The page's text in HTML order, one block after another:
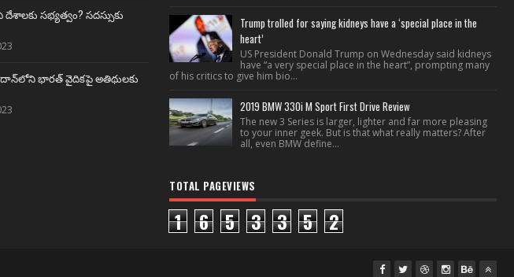
సభ్యత్వం? సదస్సుకు
మైదాన్‌లోని భారత్ వైదికపై అతిథులకు
Trump trolled for saying kidneys have a ‘special place in the
heart’
US President Donald Trump on Wednesday said kidneys
have “a very special place in the heart”, prompting many
of his critics to give him bio...
2019 BMW 330i M Sport First Drive Review
The new 3 Series is larger, lighter and far more pleasing
to your inner geek. But is that what really matters? After
all, even BMW define...
TOTAL PAGEVIEWS
1 6 5 3 3 5 2